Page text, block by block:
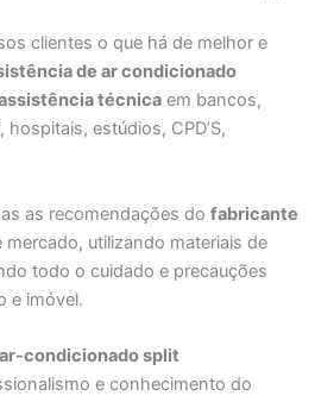
clientes o que há de melhor e
de ar condicionado
técnica em bancos,
estúdios, CPD’S,
as recomendações dofabricante
mercado, utilizando materiais de
todo o cuidado e precauções
e imóvel.
condicionado split
e conhecimento do